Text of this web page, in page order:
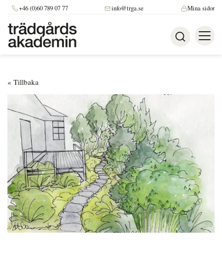
+46 (0)60 789 07 77 info@trga.se Mina sidor